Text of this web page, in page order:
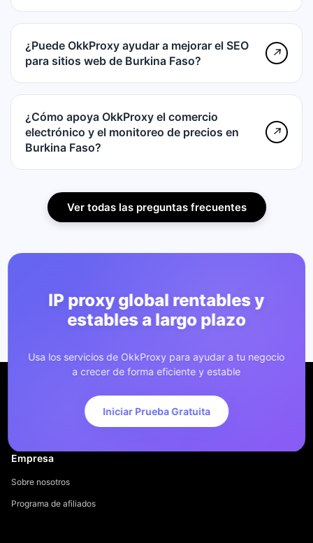
¿Puede OkkProxy ayudar a mejorar el SEO
para sitios web de Burkina Faso?
↗
¿Cómo apoya OkkProxy el comercio
electrónico y el monitoreo de precios en
Burkina Faso?
↗
Ver todas las preguntas frecuentes
IP proxy global rentables y
estables a largo plazo
Usa los servicios de OkkProxy para ayudar a tu negocio
a crecer de forma eficiente y estable
Iniciar Prueba Gratuita
Empresa
Sobre nosotros
Programa de afiliados